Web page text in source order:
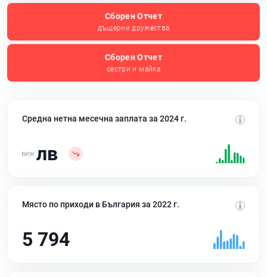
Сборен Отчет
дъщерни дружества
Сборен Отчет
сестри и майка
Средна нетна месечна заплата за 2024 г.
лв
Място по приходи в България за 2022 г.
5 794